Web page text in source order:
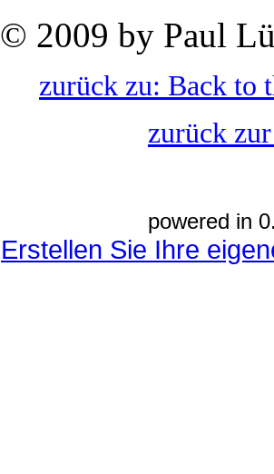
© 2009 by Paul
zurück zu: Back to
zurück
powered in
Erstellen Sie Ihre